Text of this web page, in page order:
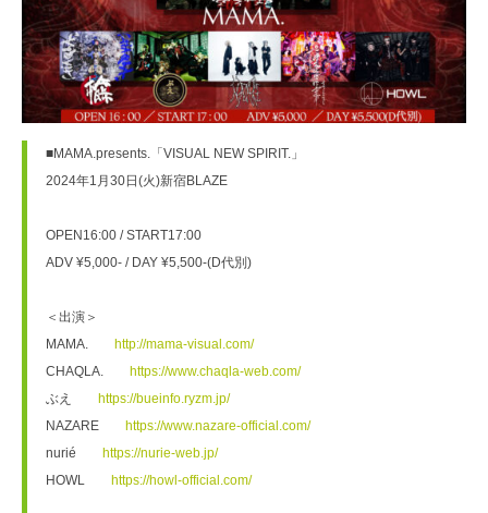
■MAMA.presents. 「 VISUAL NEW SPIRIT. 」
2024年1 月 30日 (火)新宿BLAZE
OPEN16:00 / START17:00
ADV ¥5,000- / DAY ¥5,500-(D代別 )
＜出演＞
MAMA. http://mama-visual.com/
CHAQLA. https://www.chaqla-web.com/
ぶえ https://bueinfo.ryzm.jp/
NAZARE https://www.nazare-official.com/
nurié https://nurie-web.jp/
HOWL https://howl-official.com/